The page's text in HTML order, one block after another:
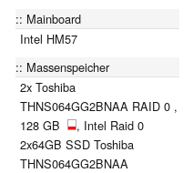
Mainboard
Intel HM57
Massenspeicher
2x Toshiba
THNS064GG2BNAA RAID 0 ,
128 GB
, Intel Raid 0
2x64GB SSD Toshiba
THNS064GG2BNAA